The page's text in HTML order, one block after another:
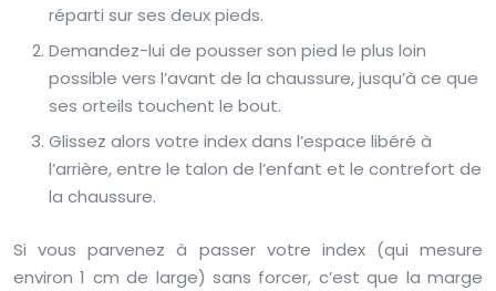
réparti sur ses deux pieds.
Demandez-lui de pousser son pied le plus loin
possible vers l’avant de la chaussure, jusqu’à ce que
ses orteils touchent le bout.
Glissez alors votre index dans l’espace libéré à
l’arrière, entre le talon de l’enfant et le contrefort de
la chaussure.
Si vous parvenez à passer votre index (qui mesure
environ 1 cm de large) sans forcer, c’est que la marge